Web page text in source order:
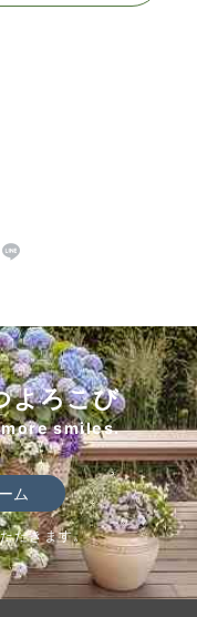
よろこび
smiles.
ム
だきます。